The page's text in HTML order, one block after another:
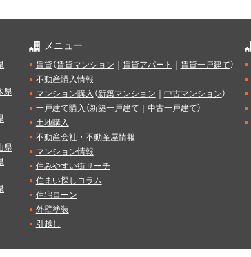
県
県
メニュー
賃貸（賃貸マンション 賃貸アパート 賃貸一戸建て）
不動産購入情報
マンション購入 （新築マンション 中古マンション）
一戸建て購入 （新築一戸建て 中古一戸建て）
土地購入
不動産会社・不動産屋情報
マンション情報
住みやすい街サーチ
住まい探しコラム
住宅ローン
外壁塗装
引越し